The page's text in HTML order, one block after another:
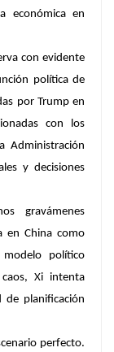
económica en
con evidente
política de
por Trump en
con los
Administración
y decisiones
gravámenes
en China como
político
Xi intenta
de planificación
perfecto.